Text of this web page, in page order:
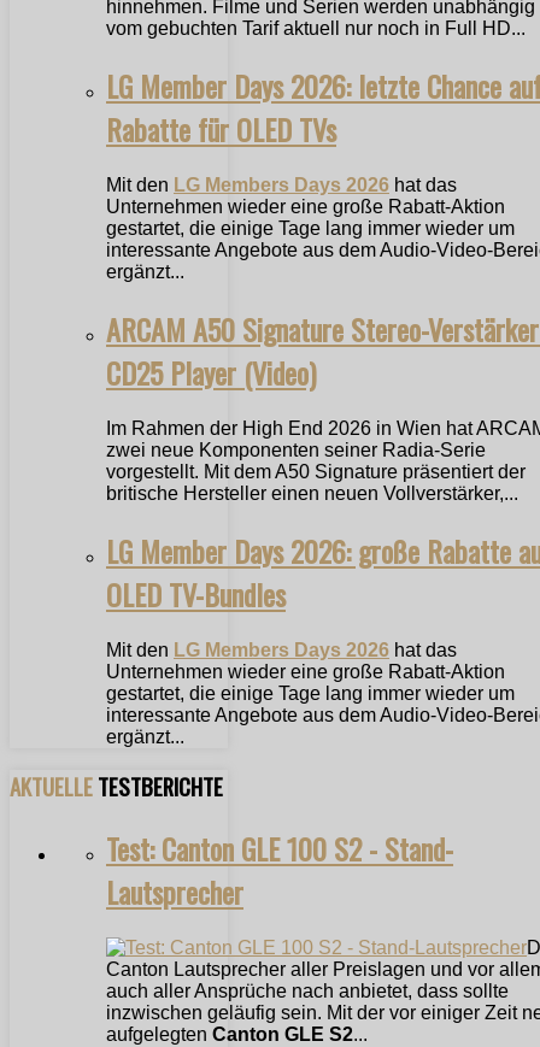
hinnehmen. Filme und Serien werden unabhängig
vom gebuchten Tarif aktuell nur noch in Full HD...
LG Member Days 2026: letzte Chance
Rabatte für OLED TVs
Mit den LG Members Days 2026 hat das
Unternehmen wieder eine große Rabatt-Aktion
gestartet, die einige Tage lang immer wieder um
interessante Angebote aus dem Audio-Video-
ergänzt...
ARCAM A50 Signature Stereo-
CD25 Player (Video)
Im Rahmen der High End 2026 in Wien hat
zwei neue Komponenten seiner Radia-Serie
vorgestellt. Mit dem A50 Signature präsentiert der
britische Hersteller einen neuen Vollverstärker,...
LG Member Days 2026: große Rabatte
OLED TV-Bundles
Mit den LG Members Days 2026 hat das
Unternehmen wieder eine große Rabatt-Aktion
gestartet, die einige Tage lang immer wieder um
interessante Angebote aus dem Audio-Video-
ergänzt...
AKTUELLETESTBERICHTE
Test: Canton GLE 100 S2 - Stand-
Lautsprecher
Canton Lautsprecher aller Preislagen und vor
auch aller Ansprüche nach anbietet, dass sollte
inzwischen geläufig sein. Mit der vor einiger Zeit
aufgelegten Canton GLE S2...